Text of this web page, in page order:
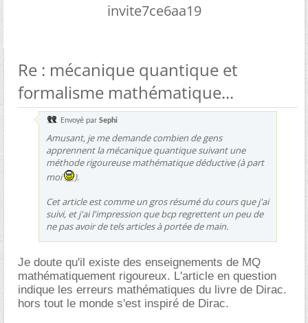
invite7ce6aa19
Re : mécanique quantique et
formalisme mathématique...
Envoyé par Sephi
Amusant, je me demande combien de gens
apprennent la mécanique quantique suivant une
méthode rigoureuse mathématique déductive (à part
moi
).
Cet article est comme un gros résumé du cours que j'ai
suivi, et j'ai l'impression que bcp regrettent un peu de
ne pas avoir de tels articles à portée de main.
Je doute qu'il existe des enseignements de MQ
mathématiquement rigoureux. L'article en question
indique les erreurs mathématiques du livre de Dirac.
hors tout le monde s'est inspiré de Dirac.